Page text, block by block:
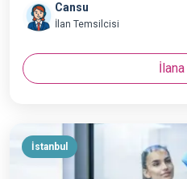
Cansu
İlan Temsilcisi
İstanbul